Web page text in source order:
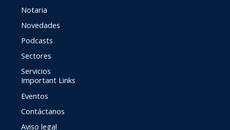
Notaria
Novedades
Podcasts
Sectores
Servicios
Important Links
Eventos
Contáctanos
Aviso legal